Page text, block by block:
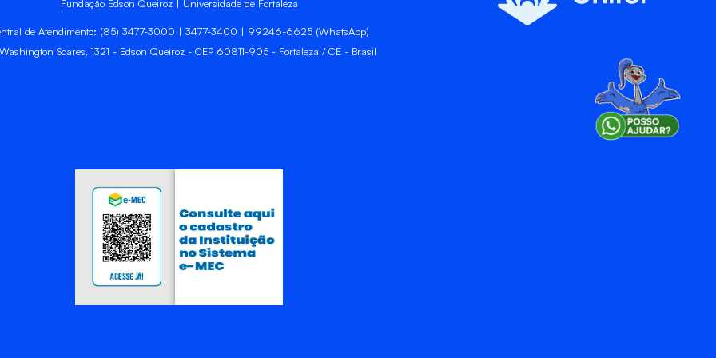
Fundação Edson Queiroz | Universidade de Fortaleza
de Atendimento: (85) 3477-3000 | 3477-3400 | 99246-6625 (WhatsApp)
Soares, 1321 - Edson Queiroz - CEP 60811-905 - Fortaleza / CE - Brasil